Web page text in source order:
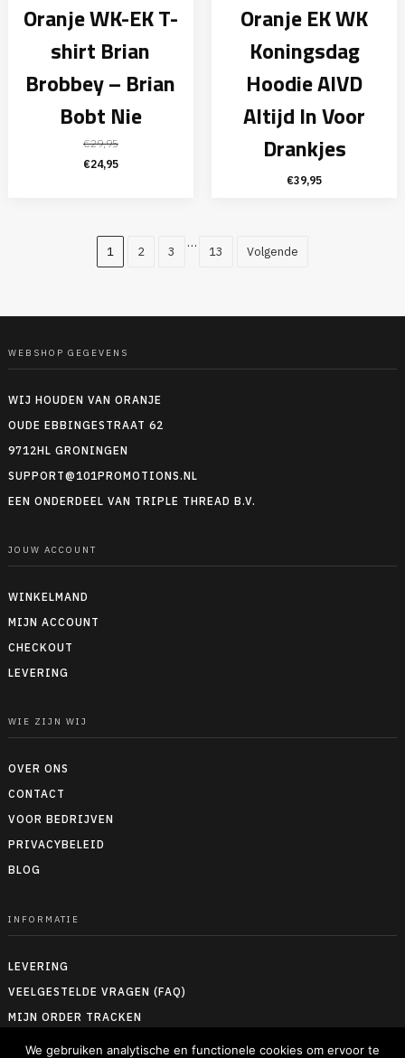
Oranje WK-EK T-
shirt Brian
Brobbey – Brian
Bobt Nie
€29,95
Oorspronkelijke
€24,95Huidige
Oranje EK WK
Koningsdag
Hoodie AIVD
Altijd In Voor
Drankjes
€39,95
1 2 3
…
13 Volgende
WEBSHOP GEGEVENS
WIJ HOUDEN VAN ORANJE
OUDE EBBINGESTRAAT 62
9712HL GRONINGEN
SUPPORT@101PROMOTIONS.NL
EEN ONDERDEEL VAN TRIPLE THREAD B.V.
JOUW ACCOUNT
WINKELMAND
MIJN ACCOUNT
CHECKOUT
LEVERING
WIE ZIJN WIJ
OVER ONS
CONTACT
VOOR BEDRIJVEN
PRIVACYBELEID
BLOG
INFORMATIE
LEVERING
VEELGESTELDE VRAGEN (FAQ)
MIJN ORDER TRACKEN
We gebruiken analytische en functionele cookies om ervoor te